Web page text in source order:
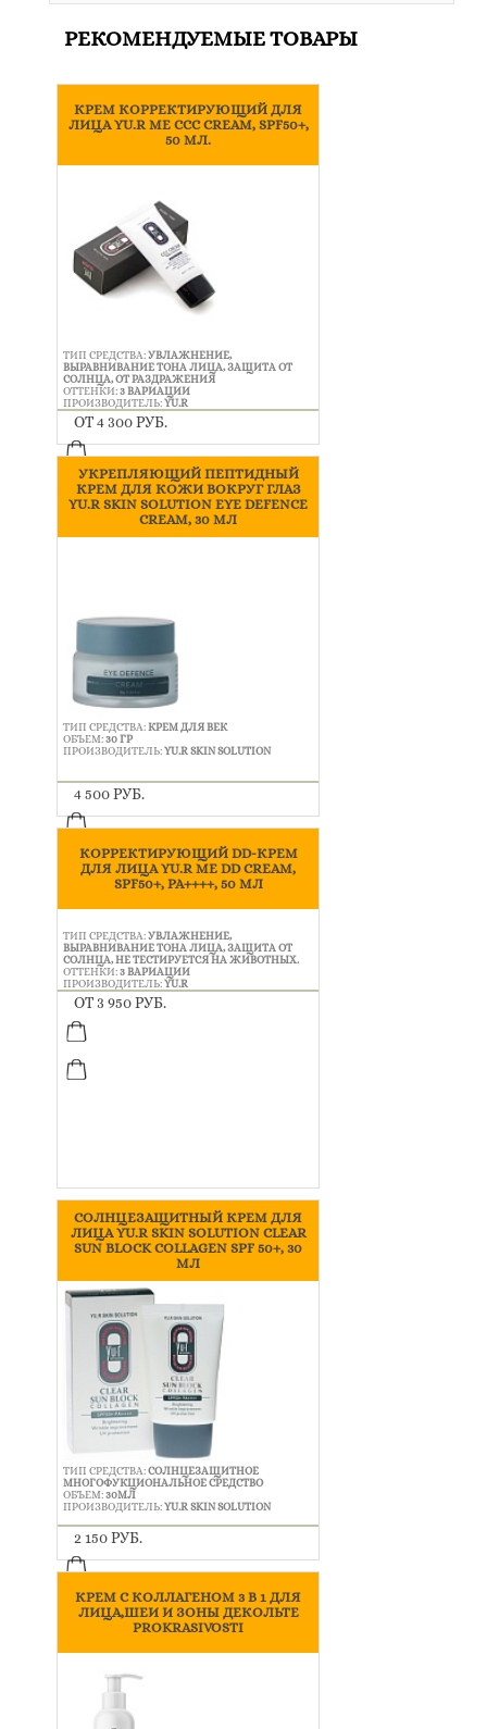
РЕКОМЕНДУЕМЫЕ ТОВАРЫ
КРЕМ КОРРЕКТИРУЮЩИЙ ДЛЯ
ЛИЦА YU.R ME ССС CREAM, SPF50+,
50 МЛ.
ТИП СРЕДСТВА:УВЛАЖНЕНИЕ,
ВЫРАВНИВАНИЕ ТОНА ЛИЦА, ЗАЩИТА ОТ
СОЛНЦА, ОТ РАЗДРАЖЕНИЯ
ОТТЕНКИ:3 ВАРИАЦИИ
ПРОИЗВОДИТЕЛЬ:YU.R
ОТ 4 300 РУБ.
УКРЕПЛЯЮЩИЙ ПЕПТИДНЫЙ
КРЕМ ДЛЯ КОЖИ ВОКРУГ ГЛАЗ
YU.R SKIN SOLUTION EYE DEFENCE
CREAM, 30 МЛ
ТИП СРЕДСТВА: КРЕМ ДЛЯ ВЕК
ОБЪЕМ:30 ГР
ПРОИЗВОДИТЕЛЬ:YU.R SKIN SOLUTION
4 500 РУБ.
КОРРЕКТИРУЮЩИЙ DD-КРЕМ
ДЛЯ ЛИЦА YU.R ME DD CREAM,
SPF50+, PA++++, 50 МЛ
ТИП СРЕДСТВА:УВЛАЖНЕНИЕ,
ВЫРАВНИВАНИЕ ТОНА ЛИЦА, ЗАЩИТА ОТ
СОЛНЦА, НЕ ТЕСТИРУЕТСЯ НА ЖИВОТНЫХ.
ОТТЕНКИ:3 ВАРИАЦИИ
ПРОИЗВОДИТЕЛЬ:YU.R
ОТ 3 950 РУБ.
СОЛНЦЕЗАЩИТНЫЙ КРЕМ ДЛЯ
ЛИЦА YU.R SKIN SOLUTION CLEAR
SUN BLOCK COLLAGEN SPF 50+, 30
МЛ
ТИП СРЕДСТВА:СОЛНЦЕЗАЩИТНОЕ
МНОГОФУКЦИОНАЛЬНОЕ СРЕДСТВО
ОБЪЕМ:30МЛ
ПРОИЗВОДИТЕЛЬ:YU.R SKIN SOLUTION
2 150 РУБ.
КРЕМ С КОЛЛАГЕНОМ 3 В 1 ДЛЯ
ЛИЦА,ШЕИ И ЗОНЫ ДЕКОЛЬТЕ
PROKRASIVOSTI